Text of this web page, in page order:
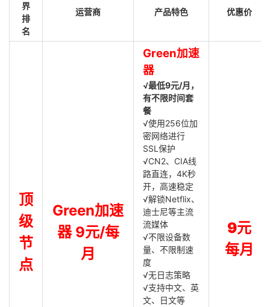
界
排
名
运营商 产品特色 优惠价
顶
级
节
点
Green加速
器 9元/每
月
Green加速
器
√最低9元/月，
有不限时间套
餐
√使用256位加
密网络进行
SSL保护
√CN2、CIA线
路直连，4K秒
开，高速稳定
√解锁Netflix、
迪士尼等主流
流媒体
√不限设备数
量、不限制速
度
√无日志策略
√支持中文、英
文、日文等
9元
每月